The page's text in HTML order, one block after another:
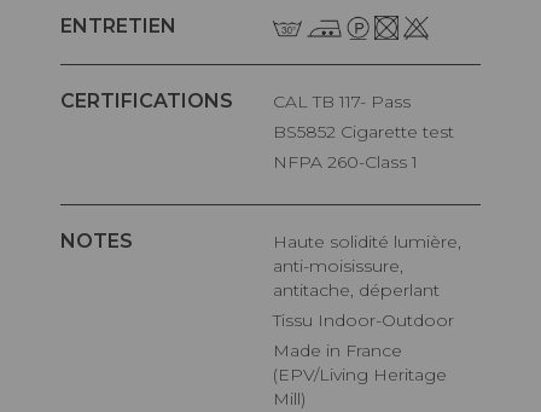
ENTRETIEN
CERTIFICATIONS
CAL TB 117- Pass
BS5852 Cigarette test
NFPA 260-Class 1
NOTES
Haute solidité lumière,
anti-moisissure,
antitache, déperlant
Tissu Indoor-Outdoor
Made in France
(EPV/Living Heritage
Mill)